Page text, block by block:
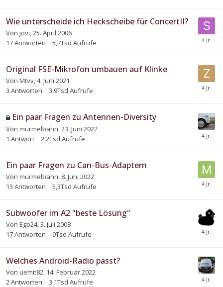
Wie unterscheide ich Heckscheibe für ConcertII?
Von jovi,25. April 2006
17Antworten 5,7Tsd Aufrufe
Original FSE-Mikrofon umbauen auf Klinke
Von Mtvv,4. Juni 2021
3 Antworten 3,9Tsd Aufrufe
Ein paar Fragen zu Antennen-Diversity
Von murmelbahn,23. Juni 2022
1 Antwort 2,2Tsd Aufrufe
Ein paar Fragen zu Can-Bus-Adaptern
Von murmelbahn, 8. Juni 2022
13 Antworten 5,3Tsd Aufrufe
Subwoofer im A2 "beste Lösung"
Von Ego24,3. Juli 2008
17Antworten 9Tsd Aufrufe
Welches Android-Radio passt?
Von uemit82, 14. Februar 2022
2Antworten 3,1Tsd Aufrufe